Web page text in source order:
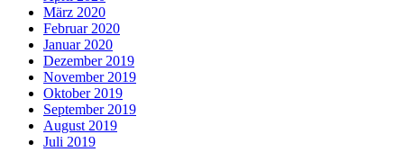
März 2020
Februar 2020
Januar 2020
Dezember 2019
November 2019
Oktober 2019
September 2019
August 2019
Juli 2019